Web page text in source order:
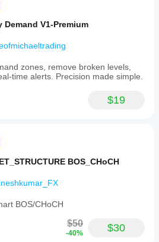
Demand V1-Premium
zones, remove broken levels,
time alerts. Precision made simple.
$19
BOS_CHoCH
BOS/CHoCH
$50
-40% $30